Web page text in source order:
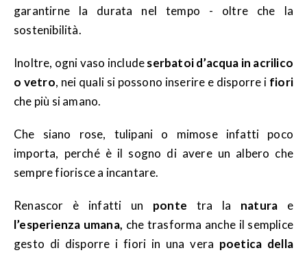
garantirne la durata nel tempo - oltre che la
sostenibilità.
Inoltre, ogni vaso includeserbatoi d’acqua in acrilico
o vetro, nei quali si possono inserire e disporre i fiori
che più si amano.
Che siano rose, tulipani o mimose infatti poco
importa, perché è il sogno di avere un albero che
sempre fiorisce a incantare.
Renascor è infatti un ponte tra la natura e
l’esperienza umana, che trasforma anche il semplice
gesto di disporre i fiori in una vera poetica della